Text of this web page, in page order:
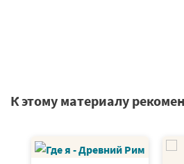
К этому материалу